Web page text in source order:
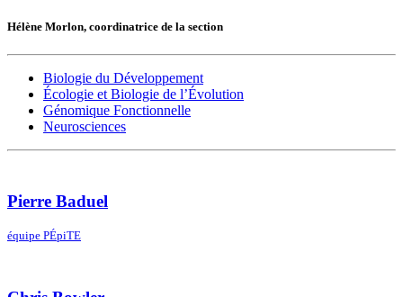
Hélène Morlon, coordinatrice de la section
Biologie du Développement
Écologie et Biologie de l’Évolution
Génomique Fonctionnelle
Neurosciences
Pierre Baduel
équipe PÉpiTE